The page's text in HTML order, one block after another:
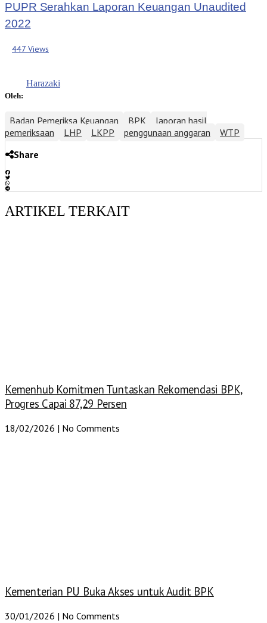
PUPR Serahkan Laporan Keuangan Unaudited
2022
447 Views
Oleh:
Harazaki
Badan Pemeriksa Keuangan BPK
laporan hasil
pemeriksaan
LHP LKPP penggunaan anggaran
WTP
Share
ARTIKEL TERKAIT
Kemenhub Komitmen Tuntaskan Rekomendasi BPK,
Progres Capai 87,29 Persen
18/02/2026 No Comments
Kementerian PU Buka Akses untuk Audit BPK
30/01/2026 No Comments